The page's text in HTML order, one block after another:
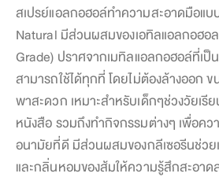
สเปรย์แอลกอฮอล์ทำความสะอาดมือแ
Natural มีส่วนผสมของเอทิลแอลกอฮอ
Grade) ปราศจากเมทิลแอลกอฮอล์ที่เ
สามารถใช้ได้ทุกที่ โดยไม่ต้องล้างออก
พาสะดวก เหมาะสำหรับเด็กๆช่วงวัยเ
หนังสือ รวมถึงทำกิจกรรมต่างๆ เพื่อคว
อนามัยที่ดี มีส่วนผสมของกลีเซอรีนช่ว
และกลิ่นหอมของส้มให้ความรู้สึกสะอา